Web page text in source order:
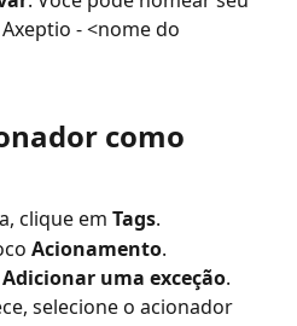
- <nome do
como
clique em Tags.
Acionamento.
Adicionar uma exceção.
selecione o acionador